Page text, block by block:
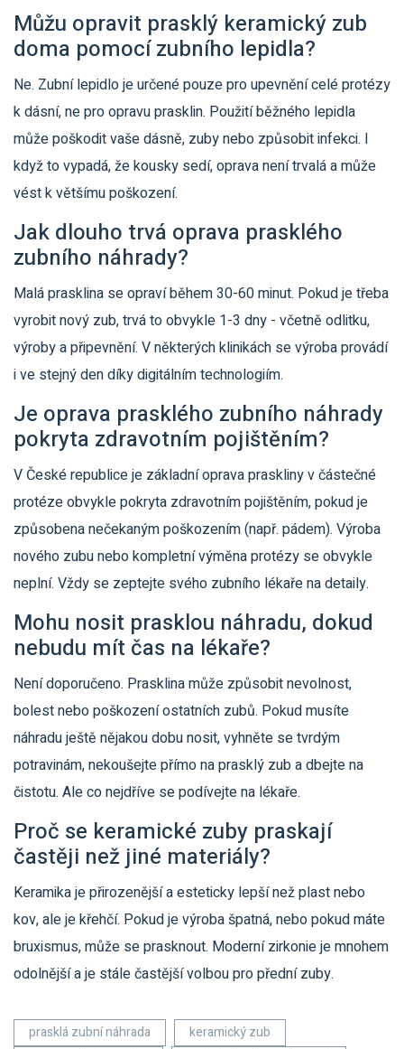
Můžu opravit prasklý keramický zub
doma pomocí zubního lepidla?
Ne. Zubní lepidlo je určené pouze pro upevnění celé protézy
k dásní, ne pro opravu prasklin. Použití běžného lepidla
může poškodit vaše dásně, zuby nebo způsobit infekci. I
když to vypadá, že kousky sedí, oprava není trvalá a může
vést k většímu poškození.
Jak dlouho trvá oprava prasklého
zubního náhrady?
Malá prasklina se opraví během 30-60 minut. Pokud je třeba
vyrobit nový zub, trvá to obvykle 1-3 dny - včetně odlitku,
výroby a připevnění. V některých klinikách se výroba provádí
i ve stejný den díky digitálním technologiím.
Je oprava prasklého zubního náhrady
pokryta zdravotním pojištěním?
V České republice je základní oprava praskliny v částečné
protéze obvykle pokryta zdravotním pojištěním, pokud je
způsobena nečekaným poškozením (např. pádem). Výroba
nového zubu nebo kompletní výměna protézy se obvykle
neplní. Vždy se zeptejte svého zubního lékaře na detaily.
Mohu nosit prasklou náhradu, dokud
nebudu mít čas na lékaře?
Není doporučeno. Prasklina může způsobit nevolnost,
bolest nebo poškození ostatních zubů. Pokud musíte
náhradu ještě nějakou dobu nosit, vyhněte se tvrdým
potravinám, nekoušejte přímo na prasklý zub a dbejte na
čistotu. Ale co nejdříve se podívejte na lékaře.
Proč se keramické zuby praskají
častěji než jiné materiály?
Keramika je přirozenější a esteticky lepší než plast nebo
kov, ale je křehčí. Pokud je výroba špatná, nebo pokud máte
bruxismus, může se prasknout. Moderní zirkonie je mnohem
odolnější a je stále častější volbou pro přední zuby.
prasklá zubní náhrada
keramický zub